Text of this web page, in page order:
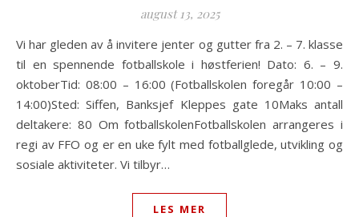
august 13, 2025
Vi har gleden av å invitere jenter og gutter fra 2. – 7. klasse
til en spennende fotballskole i høstferien! Dato: 6. – 9.
oktoberTid: 08:00 – 16:00 (Fotballskolen foregår 10:00 –
14:00)Sted: Siffen, Banksjef Kleppes gate 10Maks antall
deltakere: 80 Om fotballskolenFotballskolen arrangeres i
regi av FFO og er en uke fylt med fotballglede, utvikling og
sosiale aktiviteter. Vi tilbyr…
LES MER